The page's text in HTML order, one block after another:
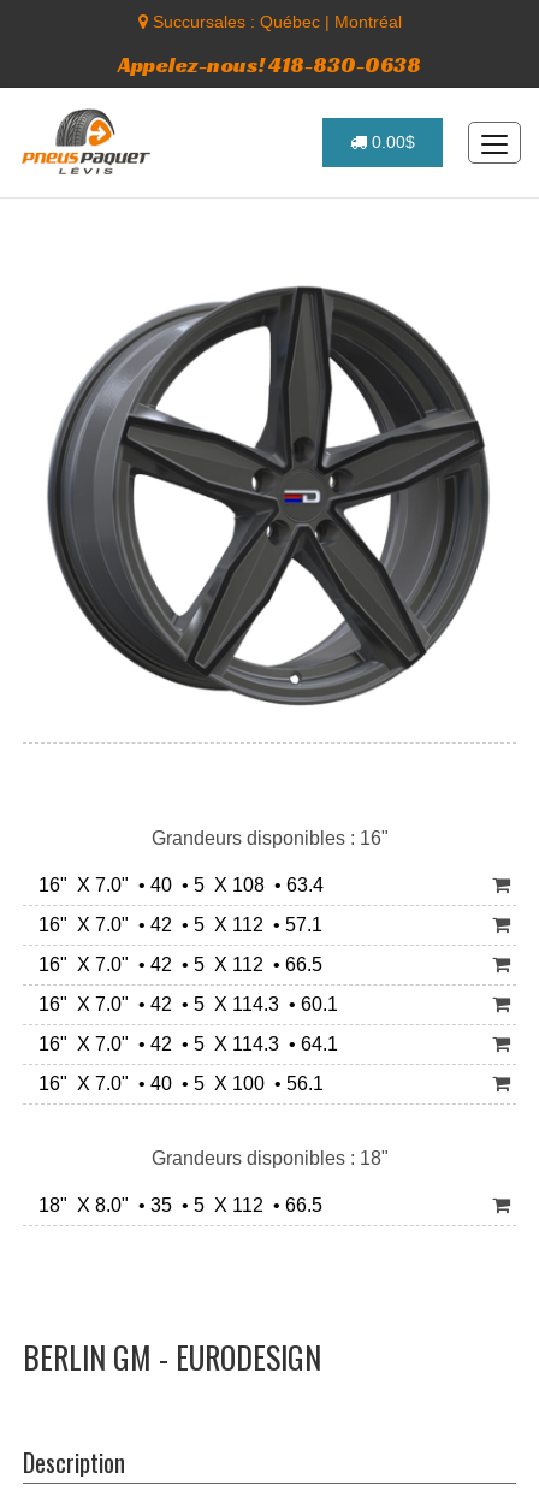
Succursales : Québec| Montréal
Appelez-nous! 418-830-0638
0.00$
Grandeurs disponibles : 16"
16" X 7.0" • 40 • 5 X 108 • 63.4
16" X 7.0" • 42 • 5 X 112 • 57.1
16" X 7.0" • 42 • 5 X 112 • 66.5
16" X 7.0" • 42 • 5 X 114.3 • 60.1
16" X 7.0" • 42 • 5 X 114.3 • 64.1
16" X 7.0" • 40 • 5 X 100 • 56.1
Grandeurs disponibles : 18"
18" X 8.0" • 35 • 5 X 112 • 66.5
BERLIN GM - EURODESIGN
Description